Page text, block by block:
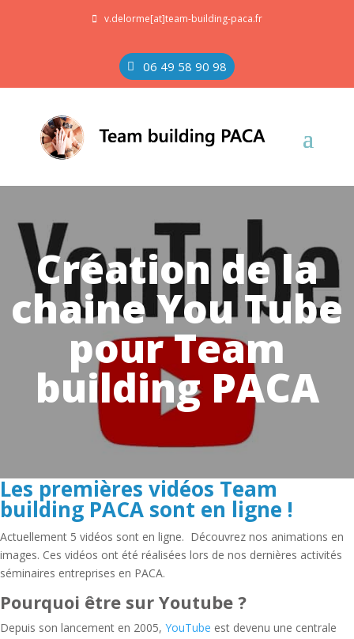
v.delorme[at]team-building-paca.fr
06 49 58 90 98
Création de la
chaine You Tube
pour Team
building PACA
Les premières vidéos Team
building PACA sont en ligne !
Actuellement 5 vidéos sont en ligne. Découvrez nos animations en
images. Ces vidéos ont été réalisées lors de nos dernières activités
séminaires entreprises en PACA.
Pourquoi être sur Youtube ?
Depuis son lancement en 2005, YouTube est devenu une centrale